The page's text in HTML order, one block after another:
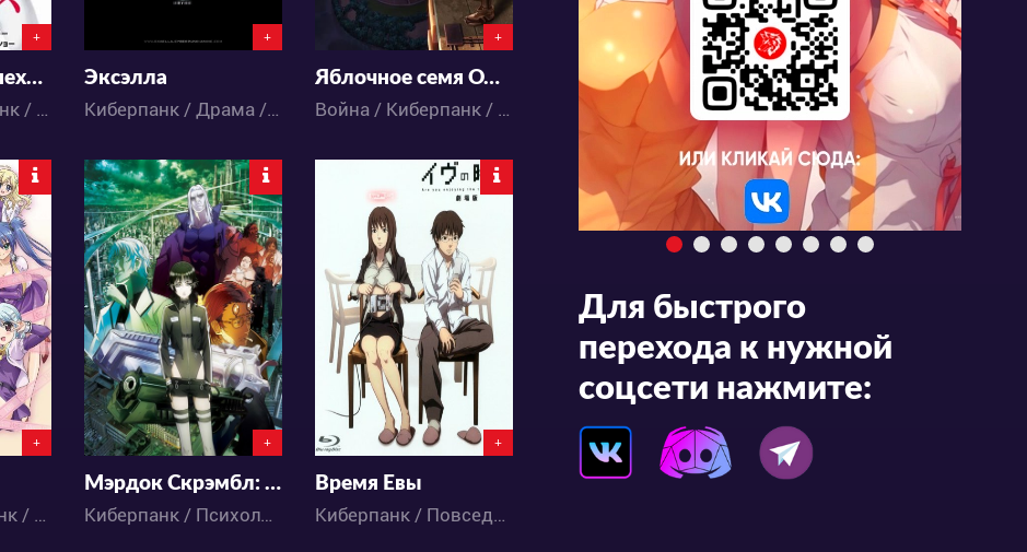
+
Призрак в доспехах 2: Невинность
Война / Киберпанк / Триллер / Экшен / Меха / Сёнэн / Фантастика / Аниме
+
Эксэлла
Киберпанк / Драма / Фантастика / Аниме
+
Яблочное семя OVA-2
Война / Киберпанк / Экшен / Меха / Приключения / Сёнэн / Фантастика / Аниме
+
Гарем / Киберпанк / Комедия / Музыка / Романтика / Школа / Этти / Аниме
6592
6 3
+
Мэрдок Скрэмбл: Первое сжатие
Киберпанк / Психология / Экшен / Приключения / Сёнэн / Фантастика / Аниме
5262
7 4
+
Время Евы
Киберпанк / Повседневность / Романтика / Фантастика / Аниме
Для быстрого
перехода к нужной
соцсети нажмите: